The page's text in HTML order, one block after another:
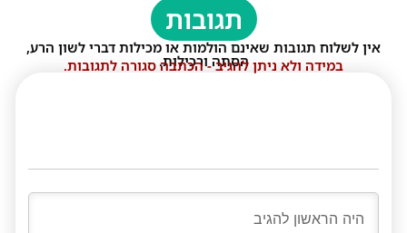
תגובות
אין לשלוח תגובות שאינם הולמות או מכילות דברי לשון הרע,
הסתה ורכילות.
במידה ולא ניתן להגיב - הכתבה סגורה לתגובות.